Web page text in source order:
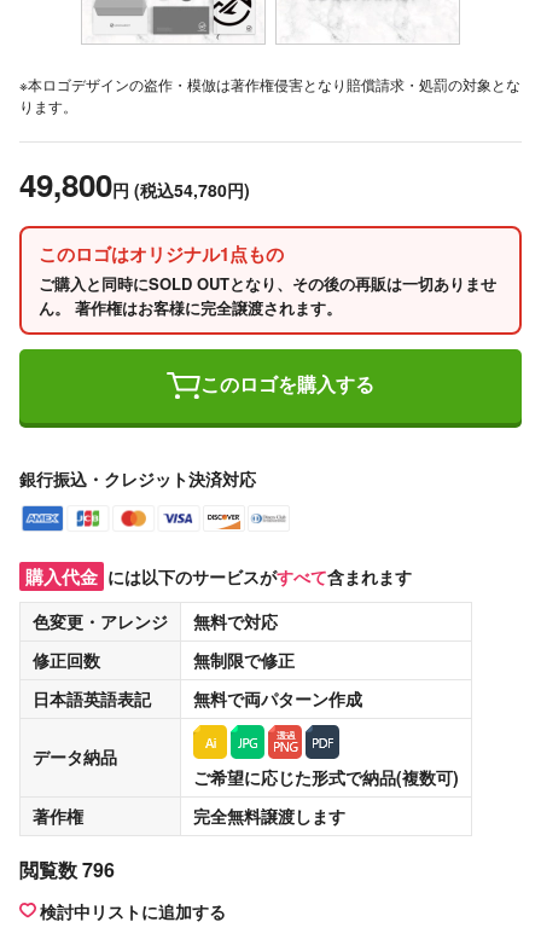
※本ロゴデザインの盗作・模倣は著作権侵害となり賠償請求・処罰の対象とな
ります。
49,800円 (税込54,780円)
このロゴはオリジナル1点もの
ご購入と同時にSOLD OUTとなり、その後の再販は一切ありませ
ん。 著作権はお客様に完全譲渡されます。
このロゴを購入する
銀行振込・クレジット決済対応
購入代金 には以下のサービスがすべて含まれます
色変更・アレンジ
無料で対応
修正回数
無制限で修正
日本語英語表記
無料で両パターン作成
データ納品
ご希望に応じた形式で納品(複数可)
著作権
完全無料譲渡します
閲覧数 796
検討中リストに追加する